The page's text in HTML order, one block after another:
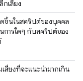
กเลี่ยง
นในสคริปต์ของบุคคล
การใดๆ กับสคริปต์ของ
เสี่ยงที่จะแนะนำมากเกิน